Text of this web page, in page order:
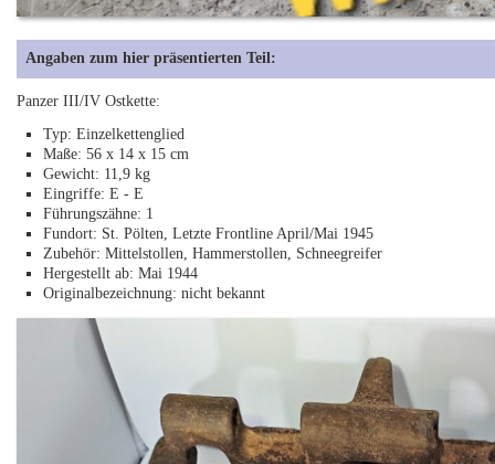
Angaben zum hier präsentierten Teil:
Panzer III/IV Ostkette:
Typ: Einzelkettenglied
Maße: 56 x 14 x 15 cm
Gewicht: 11,9 kg
Eingriffe: E - E
Führungszähne: 1
Fundort: St. Pölten, Letzte Frontline April/Mai 1945
Zubehör: Mittelstollen, Hammerstollen, Schneegreifer
Hergestellt ab: Mai 1944
Originalbezeichnung: nicht bekannt